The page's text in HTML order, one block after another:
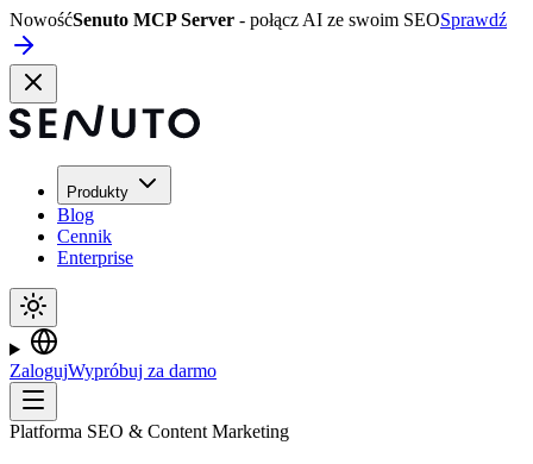
NowośćSenuto MCP Server - połącz AI ze swoim SEOSprawdź
Produkty
Blog
Cennik
Enterprise
ZalogujWypróbuj za darmo
Platforma SEO & Content Marketing